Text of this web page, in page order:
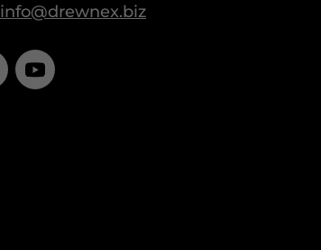
info@drewnex.biz